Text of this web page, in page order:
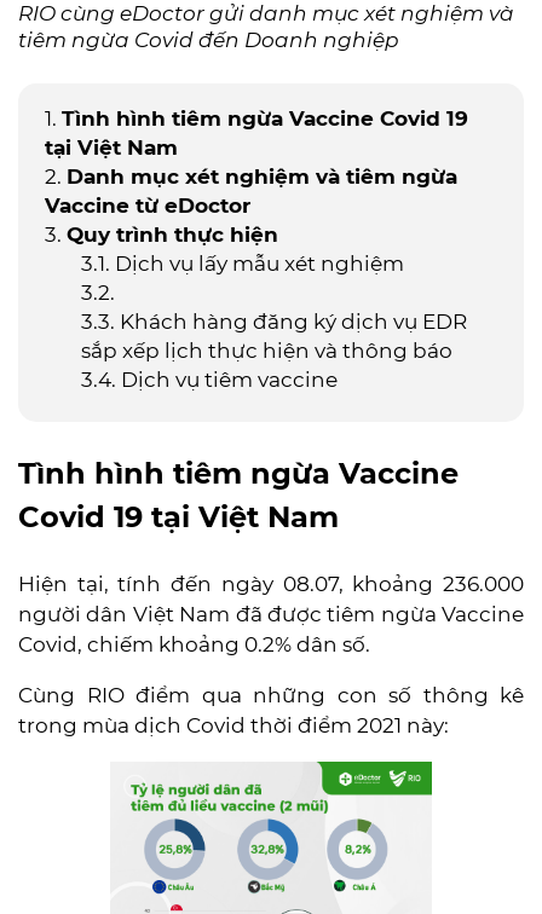
RIO cùng eDoctor gửi danh mục xét nghiệm và
tiêm ngừa Covid đến Doanh nghiệp
Tình hình tiêm ngừa Vaccine Covid 19
tại Việt Nam
Danh mục xét nghiệm và tiêm ngừa
Vaccine từ eDoctor
Quy trình thực hiện
Dịch vụ lấy mẫu xét nghiệm
Khách hàng đăng ký dịch vụ EDR
sắp xếp lịch thực hiện và thông báo
Dịch vụ tiêm vaccine
Tình hình tiêm ngừa Vaccine
Covid 19 tại Việt Nam
Hiện tại, tính đến ngày 08.07, khoảng 236.000
người dân Việt Nam đã được tiêm ngừa Vaccine
Covid, chiếm khoảng 0.2% dân số.
Cùng RIO điểm qua những con số thông kê
trong mùa dịch Covid thời điểm 2021 này: